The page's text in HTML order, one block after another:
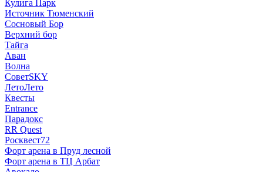
Кулига Парк
Источник Тюменский
Сосновый Бор
Верхний бор
Тайга
Аван
Волна
СоветSKY
ЛетоЛето
Квесты
Entrance
Парадокс
RR Quest
Росквест72
Форт арена в Пруд лесной
Форт арена в ТЦ Арбат